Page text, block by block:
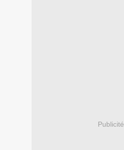
Publicité